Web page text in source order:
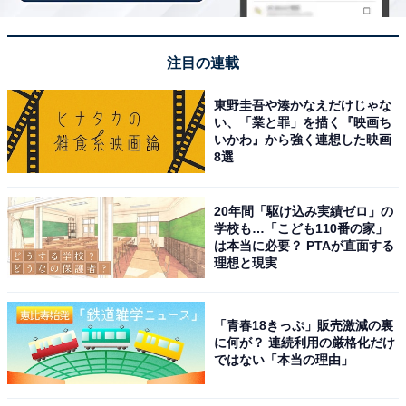
アクセス・料金情報は？ 泊まれる？
アクセス
所在地：大阪府箕面市船場東3-13-11 ビーバーワールド
箕面船場店2F
アクセス：阪急千里線「北千里駅」より無料送迎バスで
約10～15分
料金
注目の連載
東野圭吾や湊かなえだけじゃな
い、「業と罪」を描く『映画ち
いかわ』から強く連想した映画
8選
20年間「駆け込み実績ゼロ」の
学校も…「こども110番の家」
は本当に必要？ PTAが直面する
理想と現実
「青春18きっぷ」販売激減の裏
に何が？ 連続利用の厳格化だけ
ではない「本当の理由」